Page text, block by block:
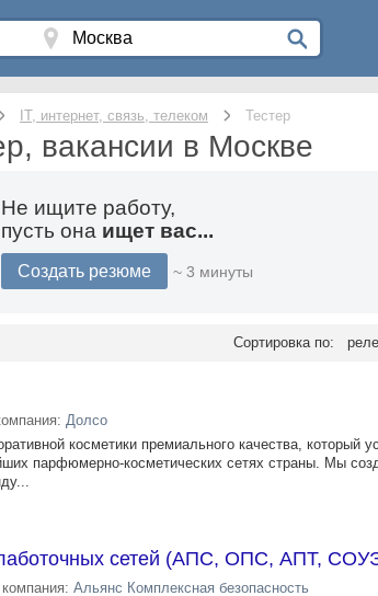
IT, интернет, связь, телеком Тестер
вакансии в Москве
Не ищите работу,
пусть она ищет вас...
Создать резюме ~ 3 минуты
Сортировка по:
Долсо
косметики премиального качества, который
парфюмерно-косметических сетях страны. Мы
сетей (АПС, ОПС, АПТ,
компания: Альянс Комплексная безопасность